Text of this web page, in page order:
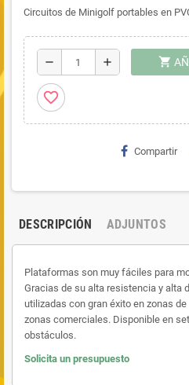
Circuitos de Minigolf portables en
remove add shopping_cart
favorite_border
Compartir
DESCRIPCIÓN ADJUNTOS
Plataformas son muy fáciles para
Gracias de su alta resistencia y alta
utilizadas con gran éxito en zonas
zonas comerciales. Disponible en
obstáculos.
Solicita un presupuesto